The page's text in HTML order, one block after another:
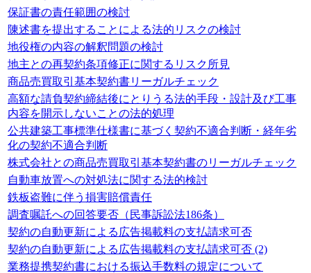
保証書の責任範囲の検討
陳述書を提出することによる法的リスクの検討
地役権の内容の解釈問題の検討
地主との再契約条項修正に関するリスク所見
商品売買取引基本契約書リーガルチェック
高額な請負契約締結後にとりうる法的手段・設計及び工事
内容を開示しないことの法的処理
公共建築工事標準仕様書に基づく契約不適合判断・経年劣
化の契約不適合判断
株式会社との商品売買取引基本契約書のリーガルチェック
自動車放置への対処法に関する法的検討
鉄板盗難に伴う損害賠償責任
調査嘱託への回答要否（民事訴訟法186条）
契約の自動更新による広告掲載料の支払請求可否
契約の自動更新による広告掲載料の支払請求可否 (2)
業務提携契約書における振込手数料の規定について